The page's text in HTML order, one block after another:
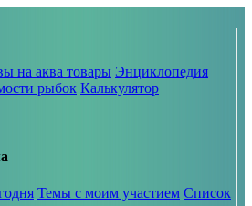
на аква товары Энциклопедия
рыбок Калькулятор
Темы с моим участием Список